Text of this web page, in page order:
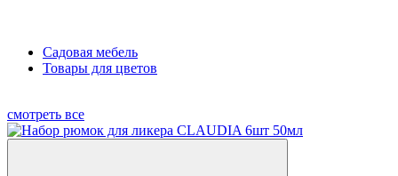
Садовая мебель
Товары для цветов
смотреть все